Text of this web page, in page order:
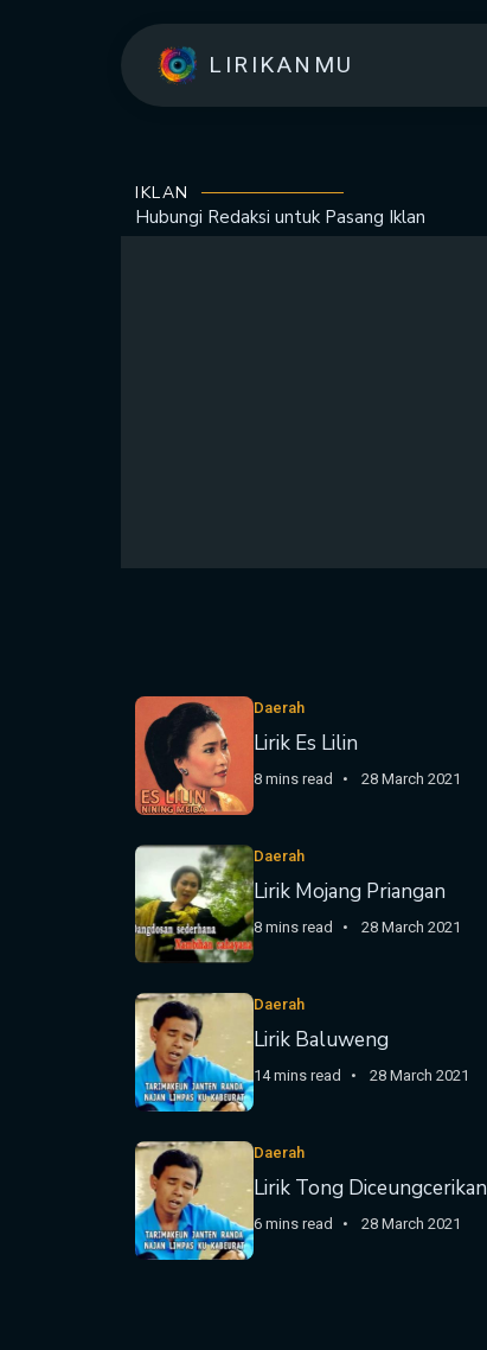
LIRIKANMU
IKLAN
Hubungi Redaksi untuk Pasang Iklan
Daerah
Lirik Es Lilin
8 mins read 28 March 2021
Daerah
Lirik Mojang Priangan
8 mins read 28 March 2021
Daerah
Lirik Baluweng
14 mins read 28 March 2021
Daerah
Lirik Tong Diceungcerikan
6 mins read 28 March 2021